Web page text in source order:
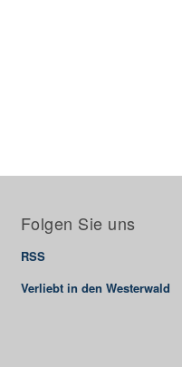
Folgen Sie uns
RSS
Verliebt in den Westerwald